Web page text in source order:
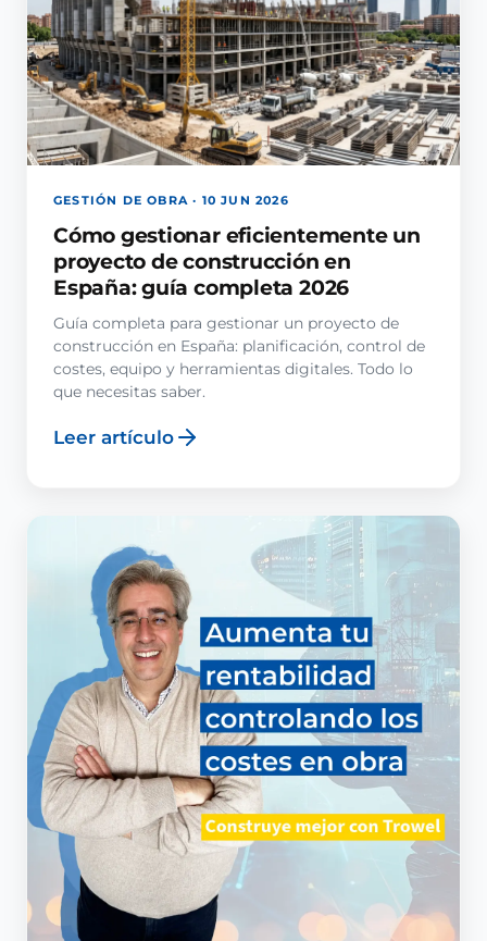
GESTIÓN DE OBRA · 10 JUN 2026
Cómo gestionar eficientemente un
proyecto de construcción en
España: guía completa 2026
Guía completa para gestionar un proyecto de
construcción en España: planificación, control de
costes, equipo y herramientas digitales. Todo lo
que necesitas saber.
Leer artículo